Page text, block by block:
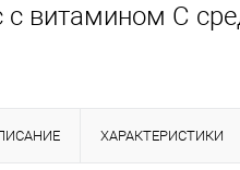
витамином С
ХАРАКТЕРИСТИКИ